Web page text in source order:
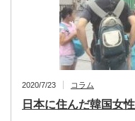
2020/7/23 コラム
日本に住んだ韓国女